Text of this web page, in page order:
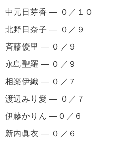
中元日芽香 ― ０／１０
北野日奈子 ― ０／９
斉藤優里 ― ０／９
永島聖羅 ― ０／９
相楽伊織 ― ０／７
渡辺みり愛 ― ０／７
伊藤かりん ―０／６
新内眞衣 ― ０／６